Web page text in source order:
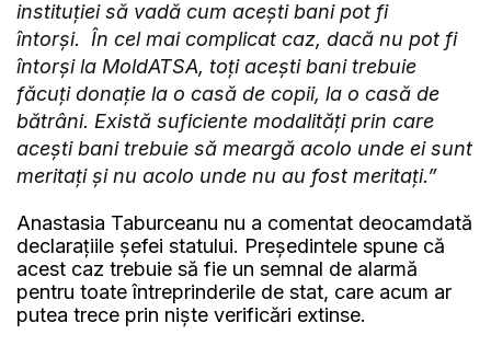
instituției să vadă cum acești bani pot fi
întorși. În cel mai complicat caz, dacă nu pot fi
întorși la MoldATSA, toți acești bani trebuie
făcuți donație la o casă de copii, la o casă de
bătrâni. Există suficiente modalități prin care
acești bani trebuie să meargă acolo unde ei sunt
meritați și nu acolo unde nu au fost meritați.”
Anastasia Taburceanu nu a comentat deocamdată
declarațiile șefei statului. Președintele spune că
acest caz trebuie să fie un semnal de alarmă
pentru toate întreprinderile de stat, care acum ar
putea trece prin niște verificări extinse.